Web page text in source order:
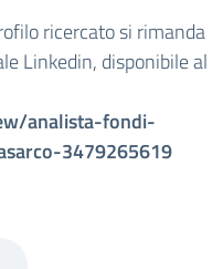
ricercato si rimanda
Linkedin, disponibile al
analista-fondi-
3479265619